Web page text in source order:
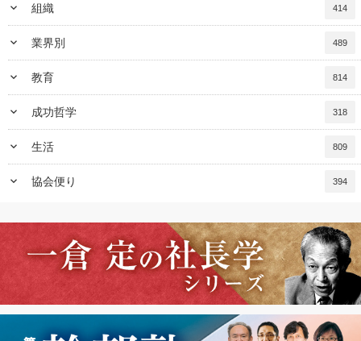
keyboard_arrow_down 組織 414
keyboard_arrow_down 業界別 489
keyboard_arrow_down 教育 814
keyboard_arrow_down 成功哲学 318
keyboard_arrow_down 生活 809
keyboard_arrow_down 協会便り 394